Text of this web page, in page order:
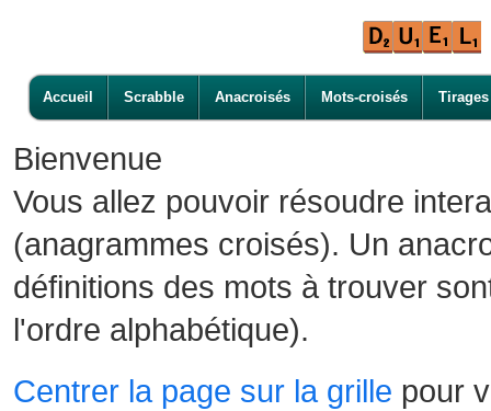
Accueil Scrabble Anacroisés Mots-croisés Tirages
Bienvenue
Vous allez pouvoir résoudre
(anagrammes croisés). Un
définitions des mots à trouver
l'ordre alphabétique).
Centrer la page sur la grille pour